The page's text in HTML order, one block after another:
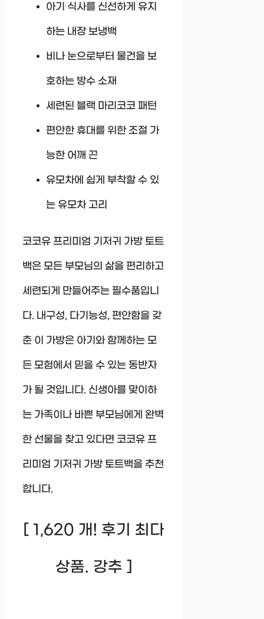
아기 식사를 신선하게 유지
하는 내장 보냉백
비나 눈으로부터 물건을 보
호하는 방수 소재
세련된 블랙 마리코코 패턴
편안한 휴대를 위한 조절 가
능한 어깨 끈
유모차에 쉽게 부착할 수 있
는 유모차 고리
코코유 프리미엄 기저귀 가방 토트
백은 모든 부모님의 삶을 편리하고
세련되게 만들어주는 필수품입니
다. 내구성, 다기능성, 편안함을 갖
춘 이 가방은 아기와 함께하는 모
든 모험에서 믿을 수 있는 동반자
가 될 것입니다. 신생아를 맞이하
는 가족이나 바쁜 부모님에게 완벽
한 선물을 찾고 있다면 코코유 프
리미엄 기저귀 가방 토트백을 추천
합니다.
[ 1,620 개! 후기 최다
상품. 강추 ]